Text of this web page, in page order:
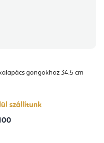
gongokhoz 34,5 cm
szállítunk